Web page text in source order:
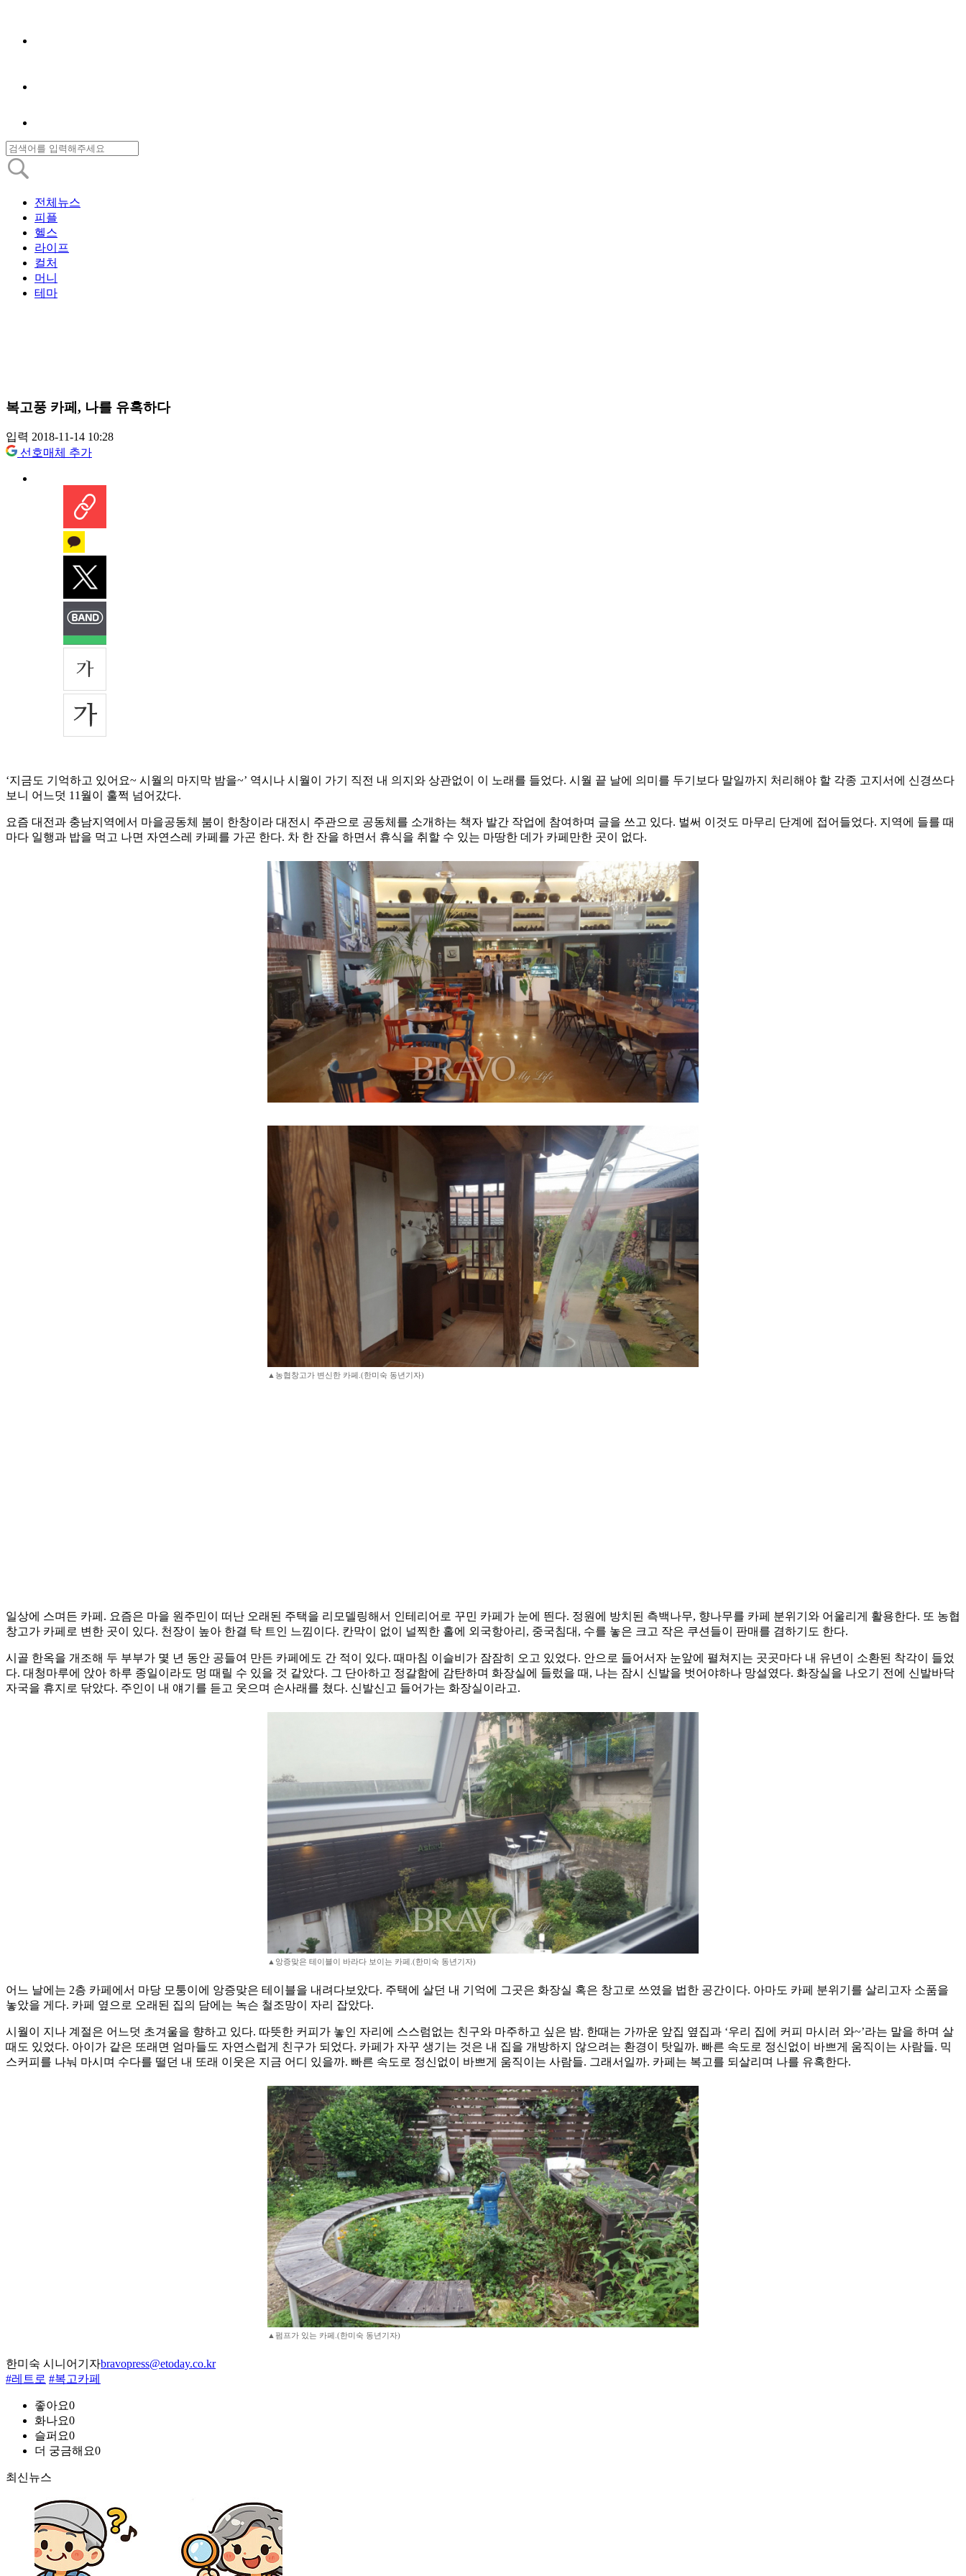
전체뉴스
피플
헬스
라이프
컬처
머니
테마
복고풍 카페, 나를 유혹하다
입력 2018-11-14 10:28
선호매체 추가
‘지금도 기억하고 있어요~ 시월의 마지막 밤을~’ 역시나 시월이 가기 직전 내 의지와 상관없이 이 노래를 들었다. 시월 끝 날에 의미를 두기보다 말일까지 처리해야 할 각종 고지서에 신경쓰다
보니 어느덧 11월이 훌쩍 넘어갔다.
요즘 대전과 충남지역에서 마을공동체 붐이 한창이라 대전시 주관으로 공동체를 소개하는 책자 발간 작업에 참여하며 글을 쓰고 있다. 벌써 이것도 마무리 단계에 접어들었다. 지역에 들를 때
마다 일행과 밥을 먹고 나면 자연스레 카페를 가곤 한다. 차 한 잔을 하면서 휴식을 취할 수 있는 마땅한 데가 카페만한 곳이 없다.
▲농협창고가 변신한 카페.(한미숙 동년기자)
일상에 스며든 카페. 요즘은 마을 원주민이 떠난 오래된 주택을 리모델링해서 인테리어로 꾸민 카페가 눈에 띈다. 정원에 방치된 측백나무, 향나무를 카페 분위기와 어울리게 활용한다. 또 농협
창고가 카페로 변한 곳이 있다. 천장이 높아 한결 탁 트인 느낌이다. 칸막이 없이 널찍한 홀에 외국항아리, 중국침대, 수를 놓은 크고 작은 쿠션들이 판매를 겸하기도 한다.
시골 한옥을 개조해 두 부부가 몇 년 동안 공들여 만든 카페에도 간 적이 있다. 때마침 이슬비가 잠잠히 오고 있었다. 안으로 들어서자 눈앞에 펼쳐지는 곳곳마다 내 유년이 소환된 착각이 들었
다. 대청마루에 앉아 하루 종일이라도 멍 때릴 수 있을 것 같았다. 그 단아하고 정갈함에 감탄하며 화장실에 들렀을 때, 나는 잠시 신발을 벗어야하나 망설였다. 화장실을 나오기 전에 신발바닥
자국을 휴지로 닦았다. 주인이 내 얘기를 듣고 웃으며 손사래를 쳤다. 신발신고 들어가는 화장실이라고.
▲앙증맞은 테이블이 바라다 보이는 카페.(한미숙 동년기자)
어느 날에는 2층 카페에서 마당 모퉁이에 앙증맞은 테이블을 내려다보았다. 주택에 살던 내 기억에 그곳은 화장실 혹은 창고로 쓰였을 법한 공간이다. 아마도 카페 분위기를 살리고자 소품을
놓았을 게다. 카페 옆으로 오래된 집의 담에는 녹슨 철조망이 자리 잡았다.
시월이 지나 계절은 어느덧 초겨울을 향하고 있다. 따뜻한 커피가 놓인 자리에 스스럼없는 친구와 마주하고 싶은 밤. 한때는 가까운 앞집 옆집과 ‘우리 집에 커피 마시러 와~’라는 말을 하며 살
때도 있었다. 아이가 같은 또래면 엄마들도 자연스럽게 친구가 되었다. 카페가 자꾸 생기는 것은 내 집을 개방하지 않으려는 환경이 탓일까. 빠른 속도로 정신없이 바쁘게 움직이는 사람들. 믹
스커피를 나눠 마시며 수다를 떨던 내 또래 이웃은 지금 어디 있을까. 빠른 속도로 정신없이 바쁘게 움직이는 사람들. 그래서일까. 카페는 복고를 되살리며 나를 유혹한다.
▲펌프가 있는 카페.(한미숙 동년기자)
한미숙 시니어기자bravopress@etoday.co.kr
#레트로 #복고카페
좋아요0
화나요0
슬퍼요0
더 궁금해요0
최신뉴스